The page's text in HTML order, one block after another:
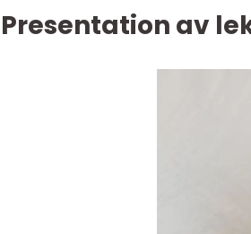
Presentation av